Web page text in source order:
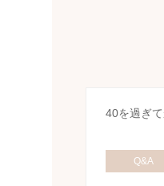
40を過ぎ
Q&A